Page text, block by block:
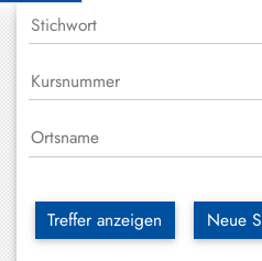
Treffer anzeigen Neue
Darching
Elbach
Großhartpenning
Hausham
Holzkirchen